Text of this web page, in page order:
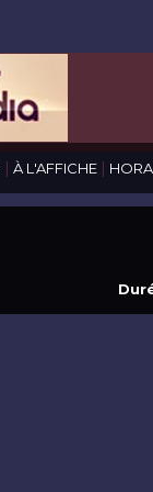
| À L'AFFICHE |